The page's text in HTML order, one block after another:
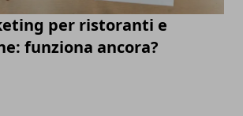
per ristoranti e
funziona ancora?